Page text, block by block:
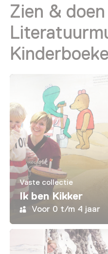
Zien &
Vaste collectie
Ik ben Kikker
Voor 0 t/m 4 jaar